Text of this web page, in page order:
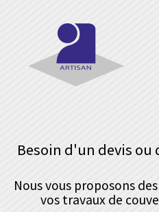
Besoin d'un devis ou
Nous vous proposons
vos travaux de